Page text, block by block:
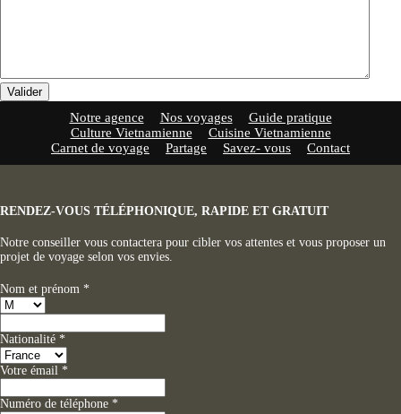
Valider
Notre agence Nos voyages
Guide pratique
Culture Vietnamienne
Cuisine Vietnamienne
Carnet de voyage
Partage Savez- vous Contact
RENDEZ-VOUS TÉLÉPHONIQUE, RAPIDE ET GRATUIT
Notre conseiller vous contactera pour cibler vos attentes et vous proposer un
projet de voyage selon vos envies.
Nom et prénom *
Nationalité *
Votre émail *
Numéro de téléphone *